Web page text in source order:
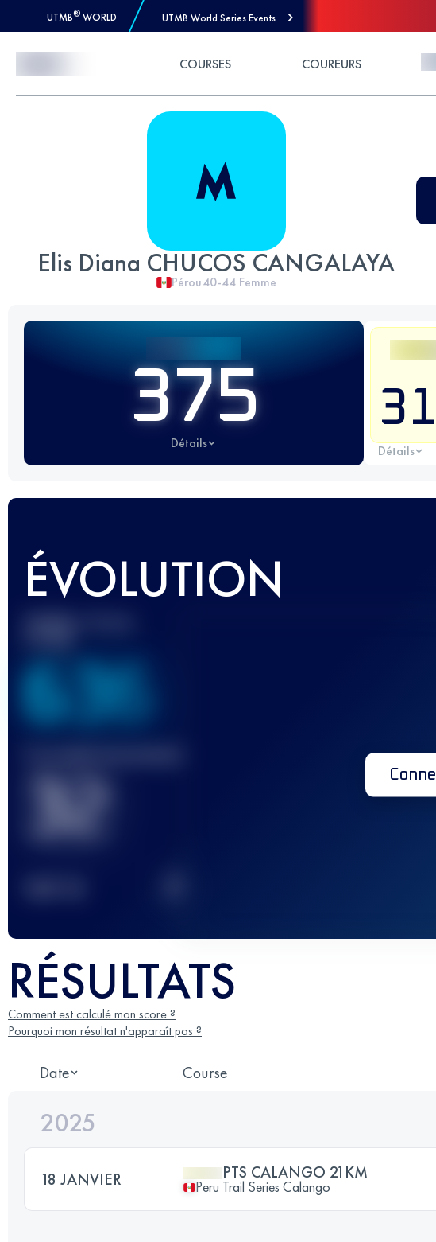
UTMB® WORLD UTMB World Series Events
COURSES COUREURS
Elis Diana CHUCOS CANGALAYA
Pérou40-44 Femme
375
Détails Détails
ÉVOLUTION
Meilleur Score
636
32
RÉSULTATS
Comment est calculé mon score ?
Pourquoi mon résultat n'apparaît pas ?
Date Course
2025
18 JANVIER PTS CALANGO 21KM
Peru Trail Series Calango